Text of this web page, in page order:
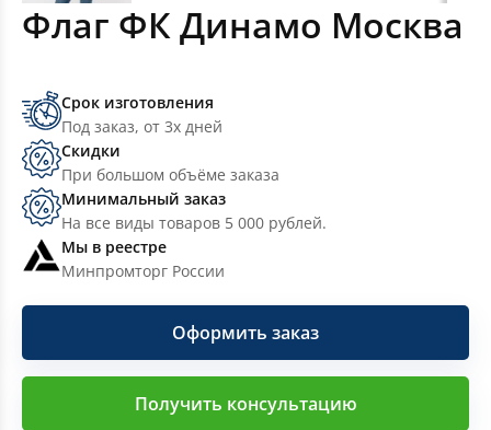
Флаг ФК Динамо Москва
Срок изготовления
Под заказ, от 3х дней
Скидки
При большом объёме заказа
Минимальный заказ
На все виды товаров 5 000 рублей.
Мы в реестре
Минпромторг России
Оформить заказ
Получить консультацию